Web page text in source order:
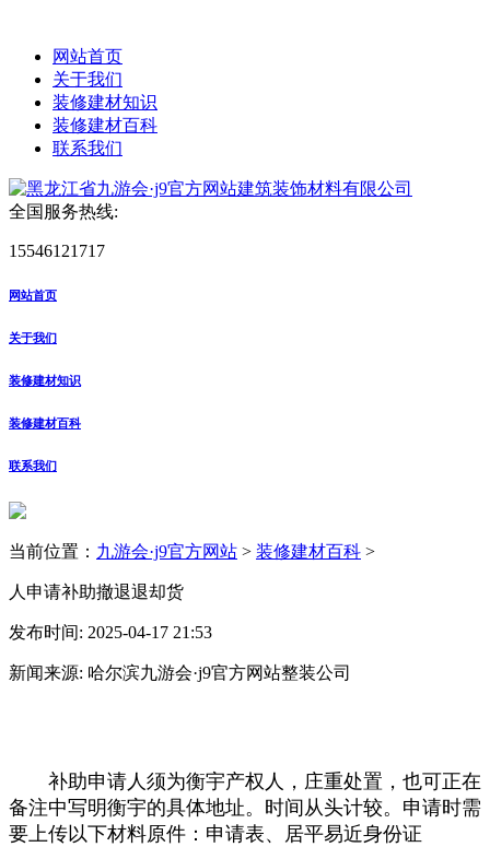
网站首页
关于我们
装修建材知识
装修建材百科
联系我们
全国服务热线:
15546121717
网站首页
关于我们
装修建材知识
装修建材百科
联系我们
当前位置： 九游会·j9官方网站 > 装修建材百科 >
人申请补助撤退退却货
发布时间: 2025-04-17 21:53
新闻来源: 哈尔滨九游会·j9官方网站整装公司
补助申请人须为衡宇产权人，庄重处置，也可正在
备注中写明衡宇的具体地址。时间从头计较。申请时需
要上传以下材料原件：申请表、居平易近身份证